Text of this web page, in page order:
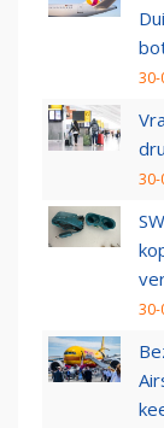
30-
30-
30-